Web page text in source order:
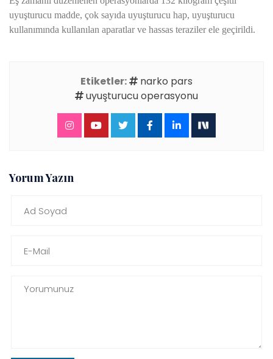
uyuşturucu madde, çok sayıda uyuşturucu hap, uyuşturucu
kullanımında kullanılan aparatlar ve hassas teraziler ele geçirildi.
Etiketler:
narko pars
uyuşturucu operasyonu
Yorum Yazın